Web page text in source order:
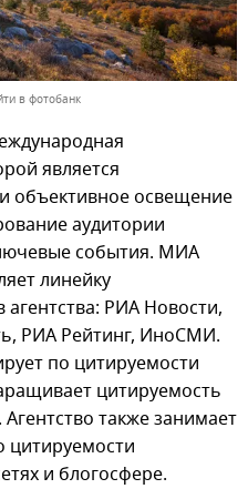
в фотобанк
является
объективное освещение
аудитории
события. МИА
линейку
РИА Новости,
РИА Рейтинг, ИноСМИ.
по цитируемости
цитируемость
также занимает
и блогосфере.